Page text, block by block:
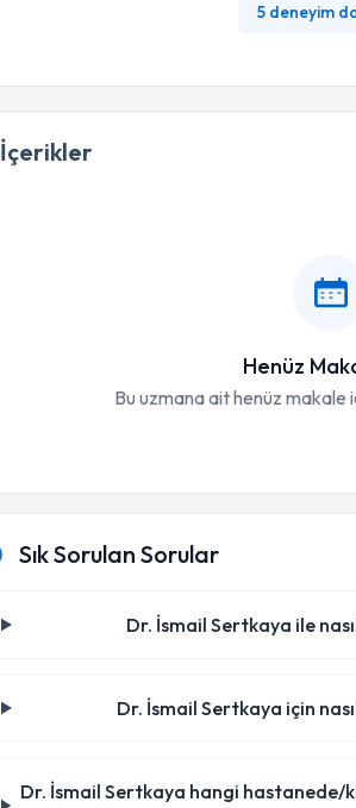
5 deneyim
İçerikler
Henüz
Bu uzmana ait henüz makale
Sık Sorulan Sorular
Dr. İsmail Sertkaya ile
Dr. İsmail Sertkaya için
Dr. İsmail Sertkaya hangi hastanede/